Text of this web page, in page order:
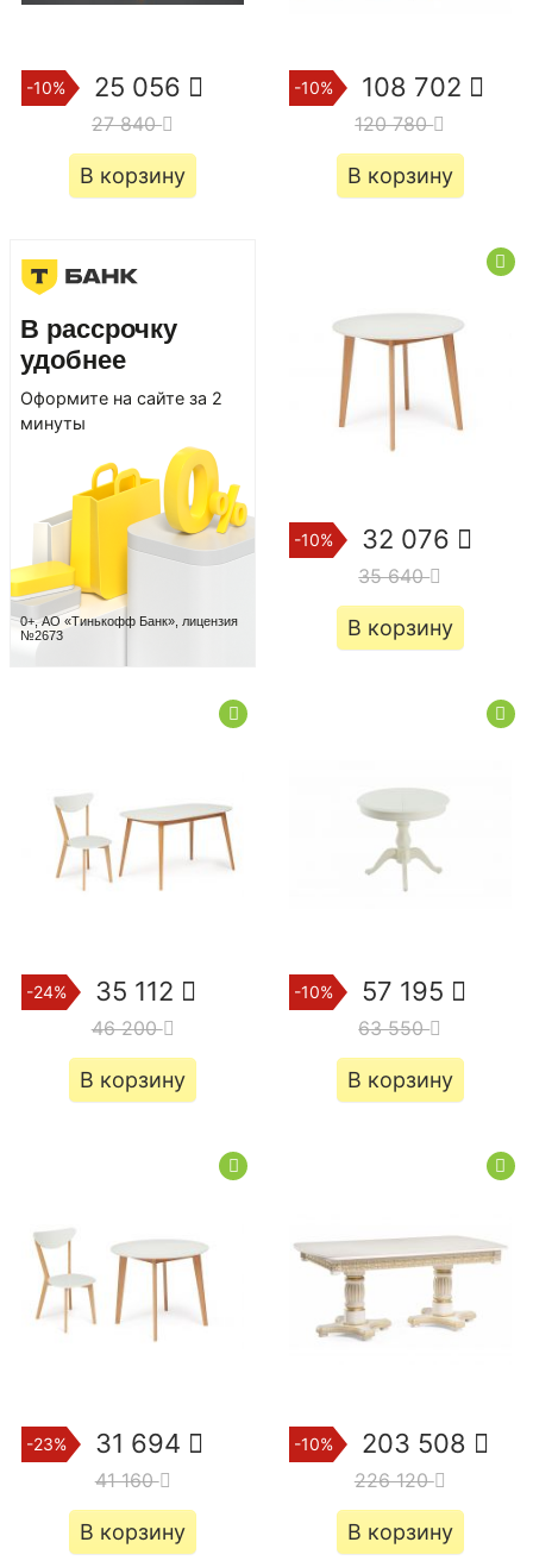
-10% 25 056
27 840
В корзину
-10% 108 702
120 780
В корзину
В рассрочку
удобнее
Оформите на сайте за 2
минуты
0+, АО «Тинькофф Банк», лицензия
№2673
-10% 32 076
35 640
В корзину
-24% 35 112
46 200
В корзину
-10% 57 195
63 550
В корзину
-23% 31 694
41 160
В корзину
-10% 203 508
226 120
В корзину